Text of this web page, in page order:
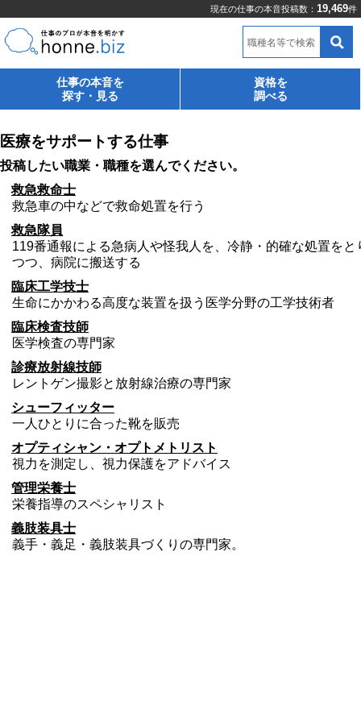
現在の仕事の本音投稿数： 19,469件
職種名等で検索
仕事の本音を
探す・見る
資格を
調べる
医療をサポートする仕事
投稿したい職業・職種を選んでください。
救急救命士
救急車の中などで救命処置を行う
救急隊員
119番通報による急病人や怪我人を、冷静・的確な処置をと
つつ、病院に搬送する
臨床工学技士
生命にかかわる高度な装置を扱う医学分野の工学技術者
臨床検査技師
医学検査の専門家
診療放射線技師
レントゲン撮影と放射線治療の専門家
シューフィッター
一人ひとりに合った靴を販売
オプティシャン・オプトメトリスト
視力を測定し、視力保護をアドバイス
管理栄養士
栄養指導のスペシャリスト
義肢装具士
義手・義足・義肢装具づくりの専門家。